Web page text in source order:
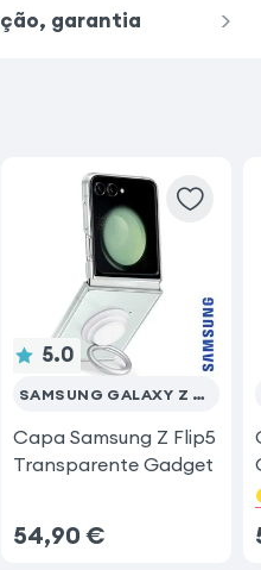
iPhone 17 Pro Max
garantia
5.0
SAMSUNG GALAXY Z FLIP 5
Capa Samsung Z Flip5
Transparente Gadget
54,90 €